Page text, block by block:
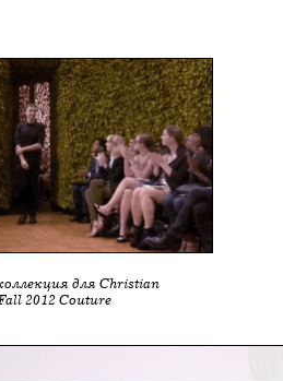
для Christian
2012 Couture